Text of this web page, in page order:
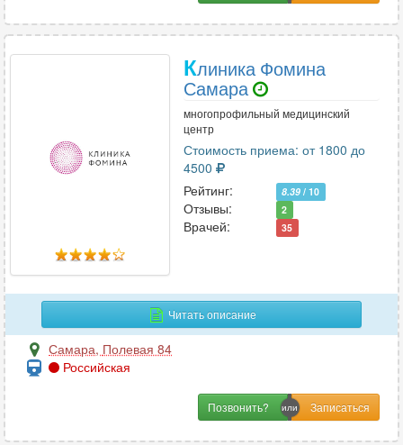
Клиника Фомина
Самара
многопрофильный медицинский
центр
Стоимость приема: от 1800 до
4500
Рейтинг:
8.39 / 10
Отзывы: 2
Врачей: 35
Читать описание
Самара, Полевая 84
Российская
Позвонить?